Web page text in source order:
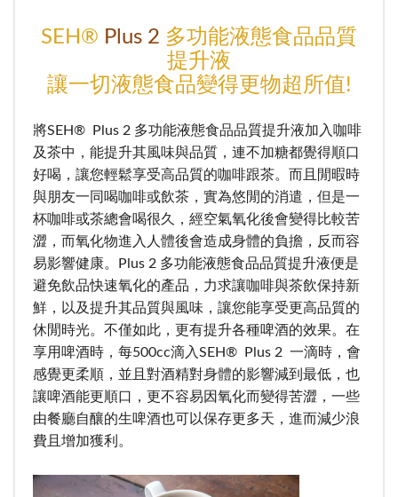
SEH® Plus 2 多功能液態食品品質
提升液
讓一切液態食品變得更物超所值!
將SEH® Plus 2 多功能液態食品品質提升液加入咖啡
及茶中，能提升其風味與品質，連不加糖都覺得順口
好喝，讓您輕鬆享受高品質的咖啡跟茶。而且閒暇時
與朋友一同喝咖啡或飲茶，實為悠閒的消遣，但是一
杯咖啡或茶總會喝很久，經空氣氧化後會變得比較苦
澀，而氧化物進入人體後會造成身體的負擔，反而容
易影響健康。Plus 2 多功能液態食品品質提升液便是
避免飲品快速氧化的產品，力求讓咖啡與茶飲保持新
鮮，以及提升其品質與風味，讓您能享受更高品質的
休閒時光。不僅如此，更有提升各種啤酒的效果。在
享用啤酒時，每500cc滴入SEH® Plus 2 一滴時，會
感覺更柔順，並且對酒精對身體的影響減到最低，也
讓啤酒能更順口，更不容易因氧化而變得苦澀，一些
由餐廳自釀的生啤酒也可以保存更多天，進而減少浪
費且增加獲利。